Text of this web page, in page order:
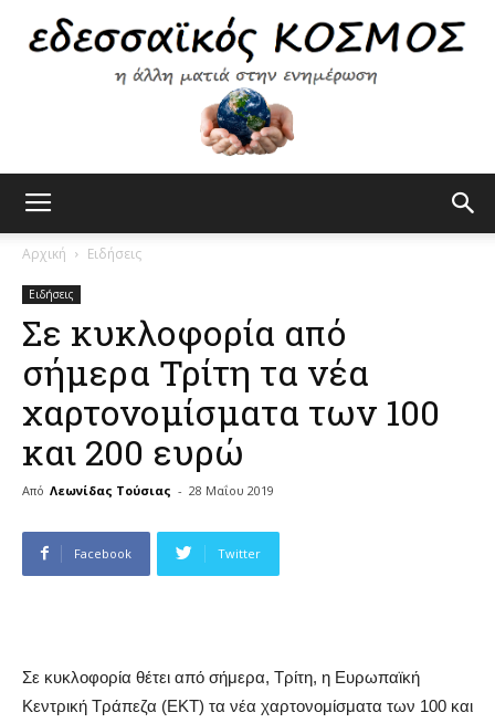
Κόσμος
Αρχική Ειδήσεις
Ειδήσεις
Σε κυκλοφορία από
σήμερα Τρίτη τα νέα
χαρτονομίσματα των 100
και 200 ευρώ
Από Λεωνίδας Τούσιας - 28 Μαΐου 2019
Facebook Twitter
Σε κυκλοφορία θέτει από σήμερα, Τρίτη, η Ευρωπαϊκή
Κεντρική Τράπεζα (ΕΚΤ) τα νέα χαρτονομίσματα των 100 και